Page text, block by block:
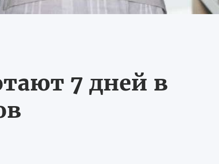
7 дней в